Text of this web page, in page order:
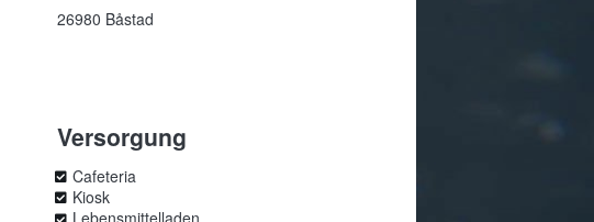
26980 Båstad
Versorgung
Cafeteria
Kiosk